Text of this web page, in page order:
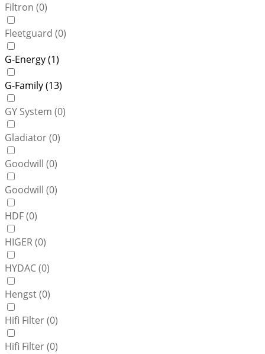
Filtron (0)
Fleetguard (0)
G-Energy (1)
G-Family (13)
GY System (0)
Gladiator (0)
Goodwill (0)
Goodwill (0)
HDF (0)
HIGER (0)
HYDAC (0)
Hengst (0)
Hifi Filter (0)
Hifi Filter (0)